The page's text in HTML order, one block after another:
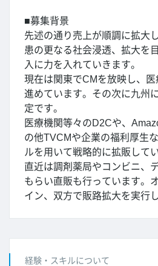
■募集背景
先述の通り売上が順調に拡大
患の更なる社会浸透、拡大を
入に力を入れていきます。
現在は関東でCMを放映し、
進めています。その次に九州
定です。
医療機関等々のD2Cや、
の他TVCMや企業の福利厚生
ルを用いて戦略的に拡販して
直近は調剤薬局やコンビニ、
もらい直販も行っています。
イン、双方で販路拡大を実行
経験・スキルについて